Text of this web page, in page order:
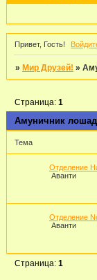
Привет, Гость!
»Мир Друзей! »
Амуничник
Страница:1
Тема
Отделение
Аванти
Отделение
Аванти
Страница:1